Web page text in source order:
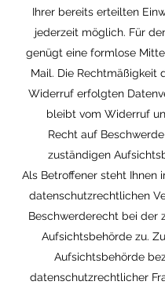
Ihrer bereits erteilten
jederzeit möglich. Für
genügt eine formlose
Mail. Die Rechtmäßigkeit
Widerruf erfolgten
bleibt vom Widerruf
Recht auf
zuständigen
Als Betroffener steht Ihnen
datenschutzrechtlichen
Beschwerderecht bei der
Aufsichtsbehörde zu.
Aufsichtsbehörde
datenschutzrechtlicher